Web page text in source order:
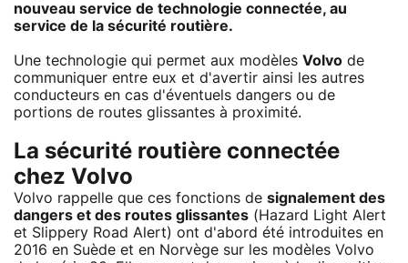
nouveau service de technologie connectée, au
service de la sécurité routière.
Une technologie qui permet aux modèles Volvo de
communiquer entre eux et d'avertir ainsi les autres
conducteurs en cas d'éventuels dangers ou de
portions de routes glissantes à proximité.
La sécurité routière connectée
chez Volvo
Volvo rappelle que ces fonctions de signalement des
dangers et des routes glissantes (Hazard Light Alert
et Slippery Road Alert) ont d'abord été introduites en
2016 en Suède et en Norvège sur les modèles Volvo